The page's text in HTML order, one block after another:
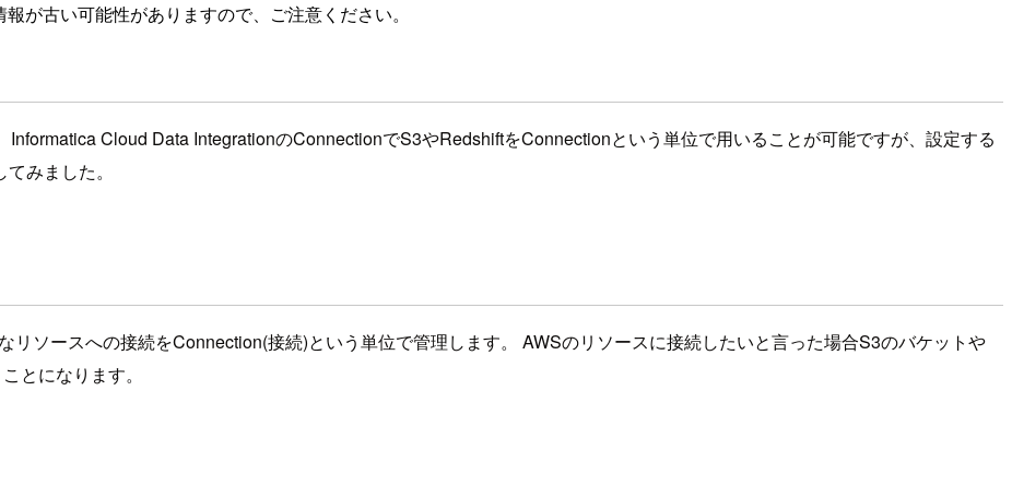
が古い可能性がありますので、ご注意ください。
Cloud Data IntegrationのConnectionでS3やRedshiftをConnectionという単位で用いることが可能ですが、設定する
みました。
リソースへの接続をConnection(接続)という単位で管理します。 AWSのリソースに接続したいと言った場合S3のバケットや
とになります。